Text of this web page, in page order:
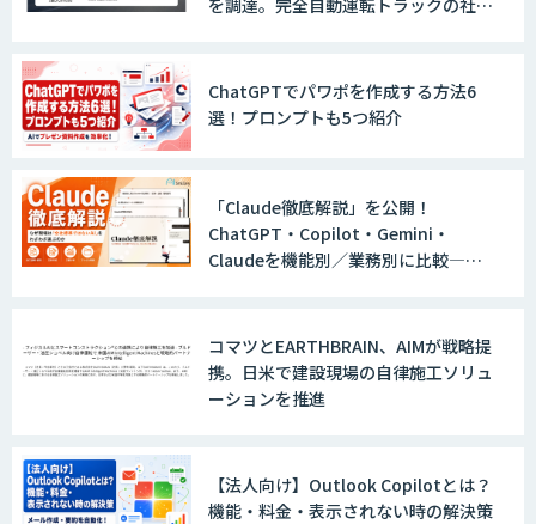
ChatGPTでパワポを作成する方法6
選！プロンプトも5つ紹介
「Claude徹底解説」を公開！
ChatGPT・Copilot・Gemini・
Claudeを機能別／業務別に比較―自
コマツとEARTHBRAIN、AIMが戦略提
携。日米で建設現場の自律施工ソリュ
ーションを推進
【法人向け】Outlook Copilotとは？
機能・料金・表示されない時の解決策